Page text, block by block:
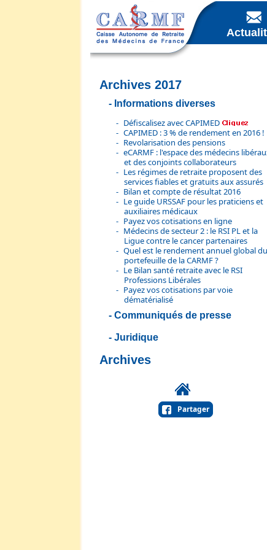
Archives 2017
Informations diverses
Défiscalisez avec CAPIMED
CAPIMED : 3 % de rendement en 2016 !
Revolarisation des pensions
eCARMF : l'espace des médecins
et des conjoints collaborateurs
Les régimes de retraite proposent des
services fiables et gratuits aux assurés
Bilan et compte de résultat 2016
Le guide URSSAF pour les praticiens et
auxiliaires médicaux
Payez vos cotisations en ligne
Médecins de secteur 2 : le RSI PL et la
Ligue contre le cancer partenaires
Quel est le rendement annuel global du
portefeuille de la CARMF ?
Le Bilan santé retraite avec le RSI
Professions Libérales
Payez vos cotisations par voie
dématérialisé
Communiqués de presse
Juridique
Archives
Partager